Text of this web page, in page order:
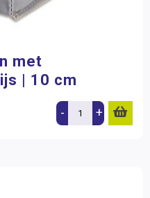
met
| 10 cm
- +